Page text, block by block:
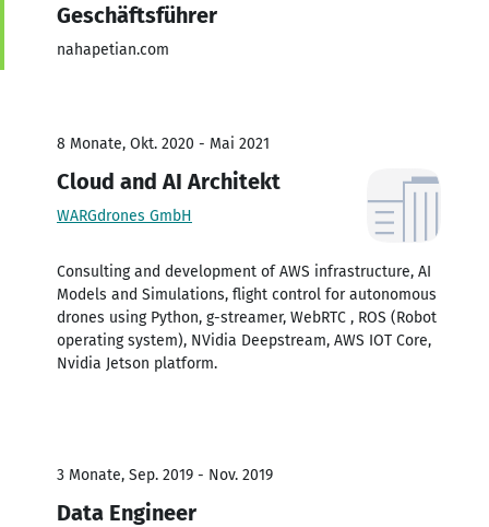
Geschäftsführer
nahapetian.com
8 Monate, Okt. 2020 - Mai 2021
Cloud and AI Architekt
WARGdrones GmbH
Consulting and development of AWS infrastructure, AI
Models and Simulations, flight control for autonomous
drones using Python, g-streamer, WebRTC , ROS (Robot
operating system), NVidia Deepstream, AWS IOT Core,
Nvidia Jetson platform.
3 Monate, Sep. 2019 - Nov. 2019
Data Engineer